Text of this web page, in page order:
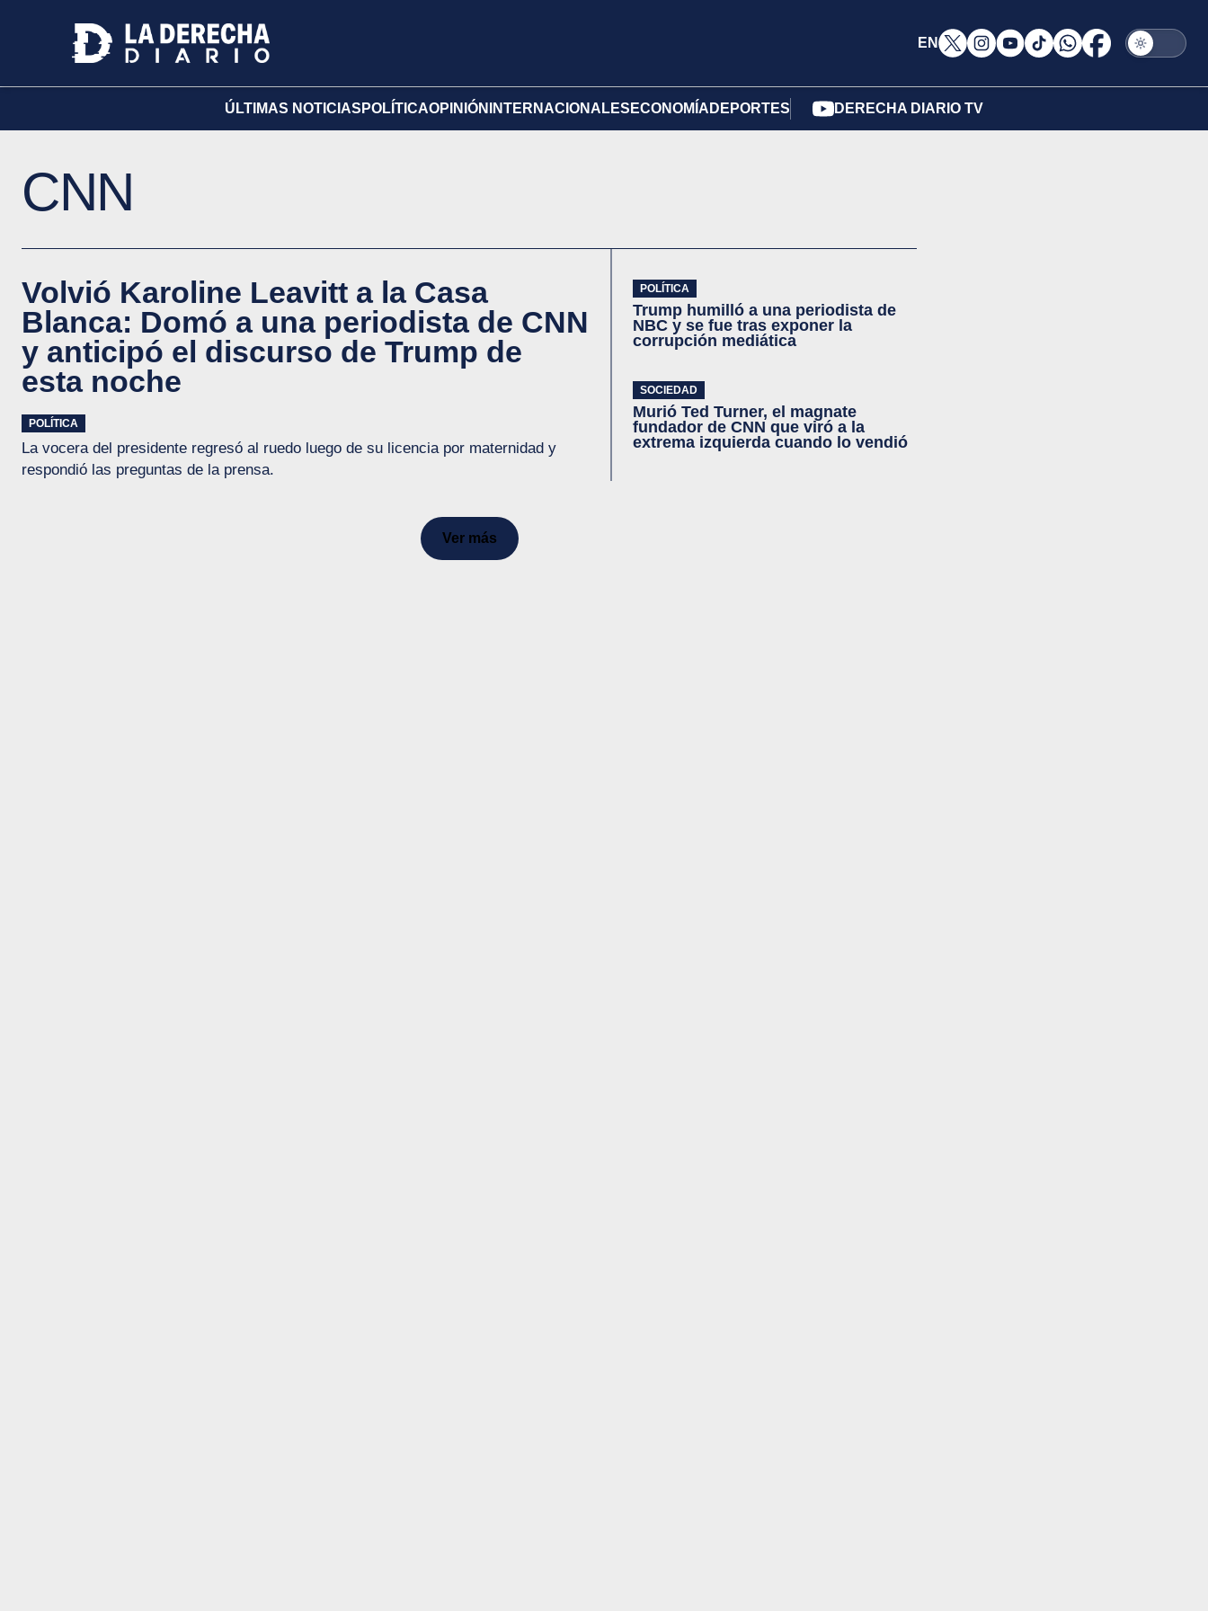
EN
ÚLTIMAS NOTICIAS POLÍTICAOPINIÓN INTERNACIONALES ECONOMÍA DEPORTES DERECHA DIARIO TV
CNN
Volvió Karoline Leavitt a la Casa
Blanca: Domó a una periodista de CNN
y anticipó el discurso de Trump de
esta noche
POLÍTICA
La vocera del presidente regresó al ruedo luego de su licencia por maternidad y
respondió las preguntas de la prensa.
POLÍTICA
Trump humilló a una periodista de
NBC y se fue tras exponer la
corrupción mediática
SOCIEDAD
Murió Ted Turner, el magnate
fundador de CNN que viró a la
extrema izquierda cuando lo vendió
Ver más